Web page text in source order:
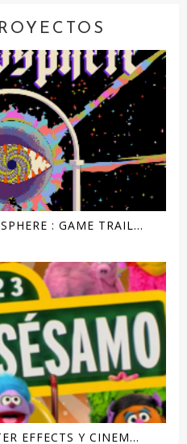
: GAME TRAIL...
EFFECTS Y CINEM...